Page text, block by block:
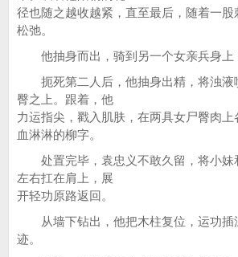
径也随之越收越紧，直至最后，随着一
松弛。
他抽身而出，骑到另一个女亲兵身上
扼死第二人后，他抽身出精，将浊液
臀之上。跟着，他
力运指尖，戳入肌肤，在两具女尸臀肉
血淋淋的柳字。
处置完毕，袁忠义不敢久留，将小妹
左右扛在肩上，展
开轻功原路返回。
从墙下钻出，他把木柱复位，运功插
迹。